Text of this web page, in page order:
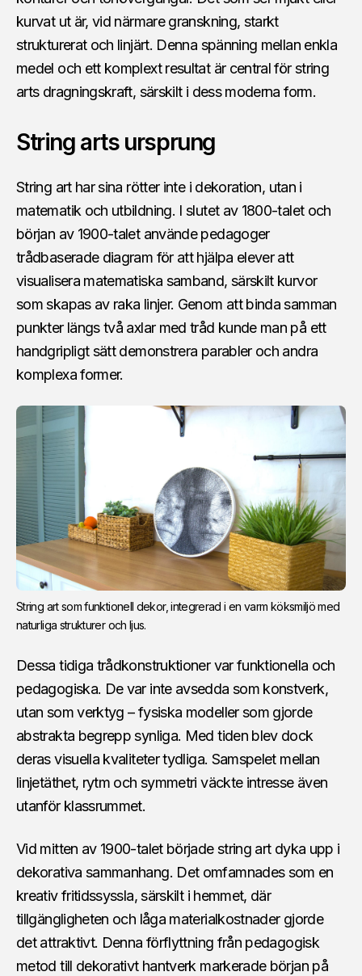
kurvat ut är, vid närmare granskning, starkt
strukturerat och linjärt. Denna spänning mellan enkla
medel och ett komplext resultat är central för string
arts dragningskraft, särskilt i dess moderna form.
String arts ursprung
String art har sina rötter inte i dekoration, utan i
matematik och utbildning. I slutet av 1800-talet och
början av 1900-talet använde pedagoger
trådbaserade diagram för att hjälpa elever att
visualisera matematiska samband, särskilt kurvor
som skapas av raka linjer. Genom att binda samman
punkter längs två axlar med tråd kunde man på ett
handgripligt sätt demonstrera parabler och andra
komplexa former.
String art som funktionell dekor, integrerad i en varm köksmiljö med
naturliga strukturer och ljus.
Dessa tidiga trådkonstruktioner var funktionella och
pedagogiska. De var inte avsedda som konstverk,
utan som verktyg – fysiska modeller som gjorde
abstrakta begrepp synliga. Med tiden blev dock
deras visuella kvaliteter tydliga. Samspelet mellan
linjetäthet, rytm och symmetri väckte intresse även
utanför klassrummet.
Vid mitten av 1900-talet började string art dyka upp i
dekorativa sammanhang. Det omfamnades som en
kreativ fritidssyssla, särskilt i hemmet, där
tillgängligheten och låga materialkostnader gjorde
det attraktivt. Denna förflyttning från pedagogisk
metod till dekorativt hantverk markerade början på